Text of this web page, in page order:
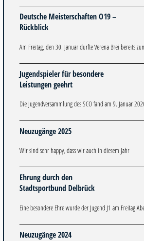
Deutsche Meisterschaften O19 –
Rückblick
Am Freitag, den 30. Januar durfte Verena Brei bereits
Jugendspieler für besondere
Leistungen geehrt
Die Jugendversammlung des SCO fand am 9. Januar
Neuzugänge 2025
Wir sind sehr happy, dass wir auch in diesem Jahr
Ehrung durch den
Stadtsportbund Delbrück
Eine besondere Ehre wurde der Jugend J1 am Freitag
Neuzugänge 2024